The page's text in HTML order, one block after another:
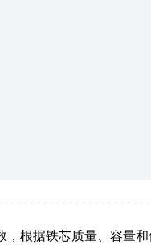
，根据铁芯质量、容量